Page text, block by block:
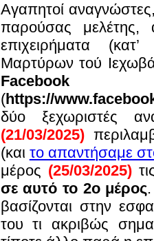
Αγαπητοί
παρούσας
επιχειρήματα
Μαρτύρων τού
Facebook
(https://
δύο ξεχωριστές
(21/03/2025)
(και το απαντήσαμε
μέρος (25/03/2025)
σε αυτό το 2ο μέρος
βασίζονται στην
του τι ακριβώς